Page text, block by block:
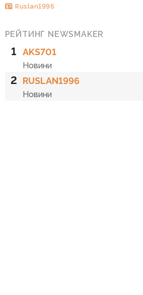
Ruslan1996
РЕЙТИНГ NEWSMAKER
1 AKS701
Новини
2 RUSLAN1996
Новини